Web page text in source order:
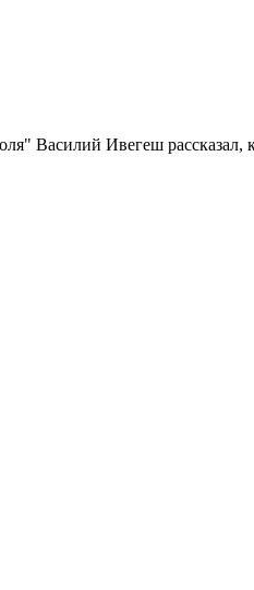
Василий Ивегеш рассказал,